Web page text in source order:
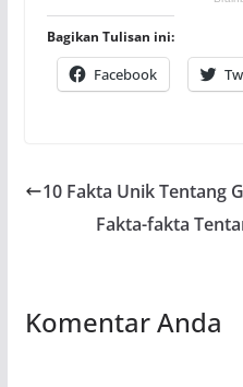
Bagikan Tulisan ini:
Facebook
10 Fakta Unik Tentang
Fakta-fakta
Komentar Anda